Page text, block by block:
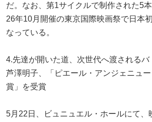
だ。なお、第1サイクルで制作された5
26年10月開催の東京国際映画祭で日本
なっている。
4.先達が開いた道、次世代へ渡されるバ
芦澤明子、「ピエール・アンジェニュ
賞」を受賞
5月22日、ビュニュエル・ホールにて、